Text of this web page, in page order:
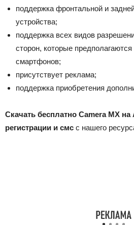
поддержка фронтальной и
устройства;
поддержка всех видов
сторон, которые
смартфонов;
присутствует реклама;
поддержка приобретения
Скачать бесплатно Camera MX
регистрации и смс с нашего